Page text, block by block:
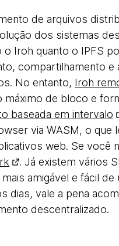
de arquivos
dos sistemas
o Iroh quanto o IPFS
compartilhamento
No entanto, Iroh
máximo de bloco e
baseada em intervalo
via WASM, o que
web. Se você
. Já existem vários
amigável e fácil
dias, vale a pena
descentralizado.